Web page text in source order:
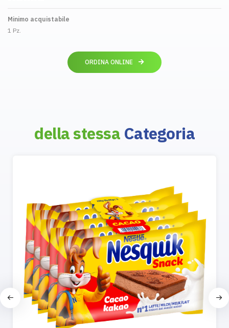
Minimo acquistabile
1 Pz.
ORDINA ONLINE
della stessa Categoria